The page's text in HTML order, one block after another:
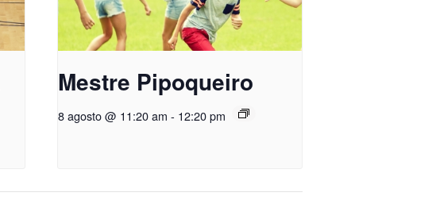
Mestre Pipoqueiro
8 agosto @ 11:20 am - 12:20 pm